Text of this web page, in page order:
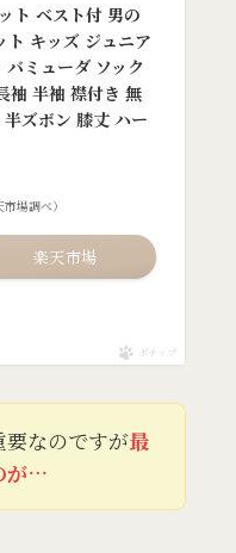
ト ベスト付 男の
ト キッズ ジュニア
ミューダ ソック
袖 半袖 襟付き 無
ズボン 膝丈 ハー
場調べ）
楽天市場
ポチップ
要なのですが最
が…